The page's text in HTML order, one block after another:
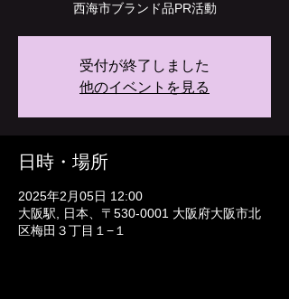
西海市ブランド品PR活動
受付が終了しました
他のイベントを見る
日時・場所
2025年2月05日 12:00
大阪駅, 日本、〒530-0001 大阪府大阪市北
区梅田３丁目１−１